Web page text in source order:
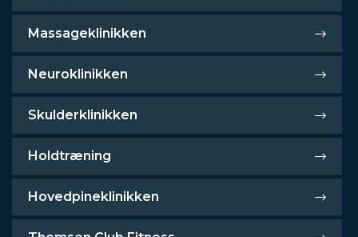
Massageklinikken
Neuroklinikken
Skulderklinikken
Holdtræning
Hovedpineklinikken